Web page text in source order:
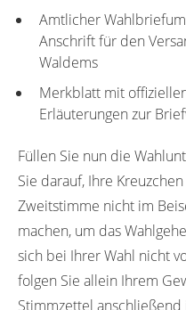
Amtlicher
Anschrift für den
Waldems
Merkblatt mit
Erläuterungen zur
Füllen Sie nun die
Sie darauf, Ihre
Zweitstimme nicht im
machen, um das
sich bei Ihrer Wahl nicht
folgen Sie allein Ihrem
Stimmzettel